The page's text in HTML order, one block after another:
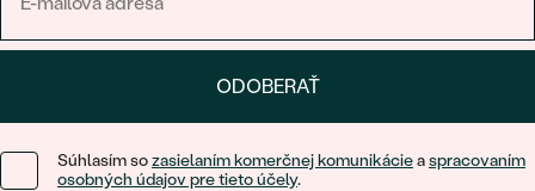
ODOBERAŤ
Súhlasím sozasielaním komerčnej komunikácieaspracovaním
osobných údajov pre tieto účely.